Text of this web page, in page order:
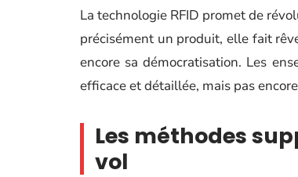
La technologie RFID promet de
précisément un produit, elle fait
encore sa démocratisation. Les
efficace et détaillée, mais pas
Les méthodes
vol